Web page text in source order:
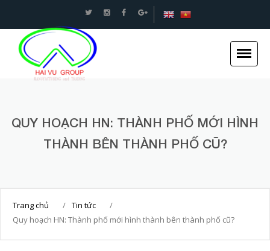
Trang chủ
Tin tức
An toàn Giao thông - Kết cấu thép Xây dựng -Hải
Vũ Group
QUY HOẠCH HN: THÀNH PHỐ MỚI HÌNH
THÀNH BÊN THÀNH PHỐ CŨ?
Trang chủ / Tin tức
/
Quy hoạch HN: Thành phố mới hình thành bên thành phố cũ?